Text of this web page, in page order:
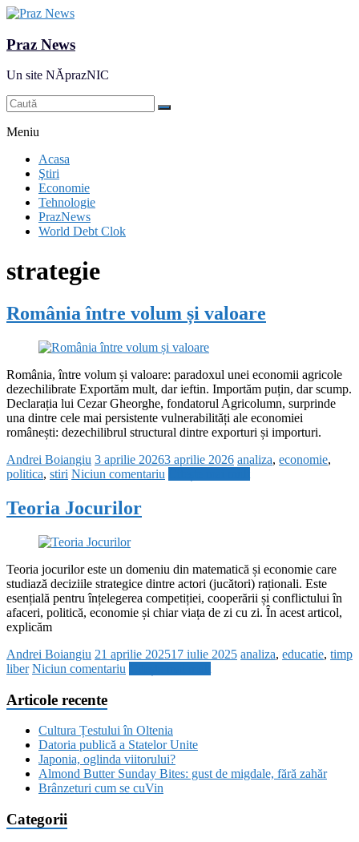
Praz News
Un site NĂprazNIC
Meniu
Acasa
Ştiri
Economie
Tehnologie
PrazNews
World Debt Clok
strategie
România între volum și valoare
România, între volum și valoare: paradoxul unei economii agricole
dezechilibrate Exportăm mult, dar ieftin. Importăm puțin, dar scump.
Declarația lui Cezar Gheorghe, fondatorul Agricolumn, surprinde
una dintre cele mai persistente vulnerabilități ale economiei
românești: dezechilibrul structural dintre exporturi și importuri.
Andrei Boiangiu 3 aprilie 20263 aprilie 2026 analiza, economie,
politica, stiri Niciun comentariu
Teoria Jocurilor
Teoria jocurilor este un domeniu din matematică și economie care
studiază deciziile strategice dintre actori (jucători) raționali. Este
esențială pentru înțelegerea competiției, cooperării și conflictului în
afaceri, politică, economie și chiar viața de zi cu zi. În acest articol,
explicăm
Andrei Boiangiu 21 aprilie 202517 iulie 2025 analiza, educatie, timp
liber Niciun comentariu
Articole recente
Cultura Țestului în Oltenia
Datoria publică a Statelor Unite
Japonia, oglinda viitorului?
Almond Butter Sunday Bites: gust de migdale, fără zahăr
Brânzeturi cum se cuVin
Categorii